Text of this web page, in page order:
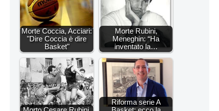
Morte Coccia, Acciari:
"Dire Coccia è dire
Basket"
Morte Rubini,
Meneghin: “Ha
inventato la…
Riforma serie A